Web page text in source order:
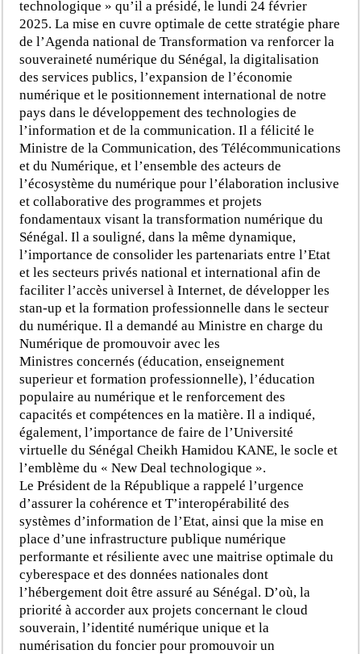
technologique » qu’il a présidé, le lundi 24 février
2025. La mise en cuvre optimale de cette stratégie phare
de l’Agenda national de Transformation va renforcer la
souveraineté numérique du Sénégal, la digitalisation
des services publics, l’expansion de l’économie
numérique et le positionnement international de notre
pays dans le développement des technologies de
l’information et de la communication. Il a félicité le
Ministre de la Communication, des Télécommunications
et du Numérique, et l’ensemble des acteurs de
l’écosystème du numérique pour l’élaboration inclusive
et collaborative des programmes et projets
fondamentaux visant la transformation numérique du
Sénégal. Il a souligné, dans la même dynamique,
l’importance de consolider les partenariats entre l’Etat
et les secteurs privés national et international afin de
faciliter l’accès universel à Internet, de développer les
stan-up et la formation professionnelle dans le secteur
du numérique. Il a demandé au Ministre en charge du
Numérique de promouvoir avec les
Ministres concernés (éducation, enseignement
superieur et formation professionnelle), l’éducation
populaire au numérique et le renforcement des
capacités et compétences en la matière. Il a indiqué,
également, l’importance de faire de l’Université
virtuelle du Sénégal Cheikh Hamidou KANE, le socle et
l’emblème du « New Deal technologique ».
Le Président de la République a rappelé l’urgence
d’assurer la cohérence et T’interopérabilité des
systèmes d’information de l’Etat, ainsi que la mise en
place d’une infrastructure publique numérique
performante et résiliente avec une maitrise optimale du
cyberespace et des données nationales dont
l’hébergement doit être assuré au Sénégal. D’où, la
priorité à accorder aux projets concernant le cloud
souverain, l’identité numérique unique et la
numérisation du foncier pour promouvoir un